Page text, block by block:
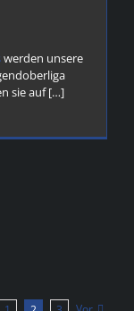
werden unsere
sie auf […]